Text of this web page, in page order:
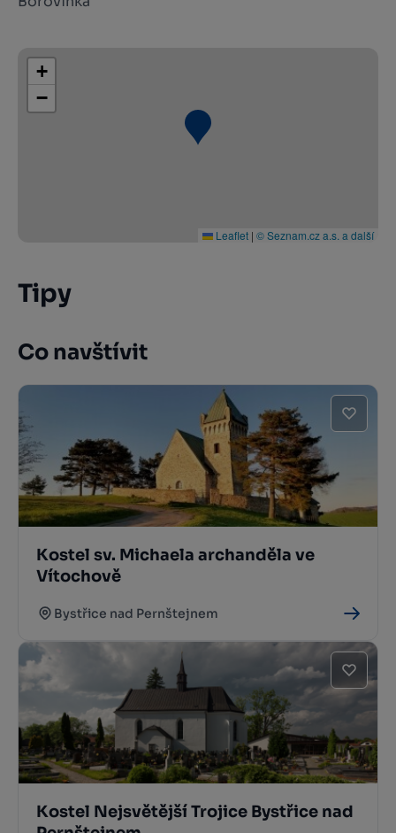
+
−
Leaflet | © Seznam.cz a.s. a další
Tipy
Co navštívit
Kostel sv. Michaela archanděla ve
Vítochově
Bystřice nad Pernštejnem
Kostel Nejsvětější Trojice Bystřice nad